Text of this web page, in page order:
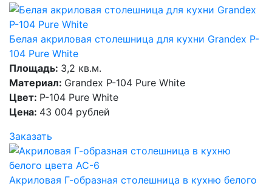
Белая акриловая столешница для кухни Grandex P-
104 Pure White
Площадь: 3,2 кв.м.
Материал: Grandex P-104 Pure White
Цвет: P-104 Pure White
Цена: 43 004 рублей
Заказать
Акриловая Г-образная столешница в кухню белого